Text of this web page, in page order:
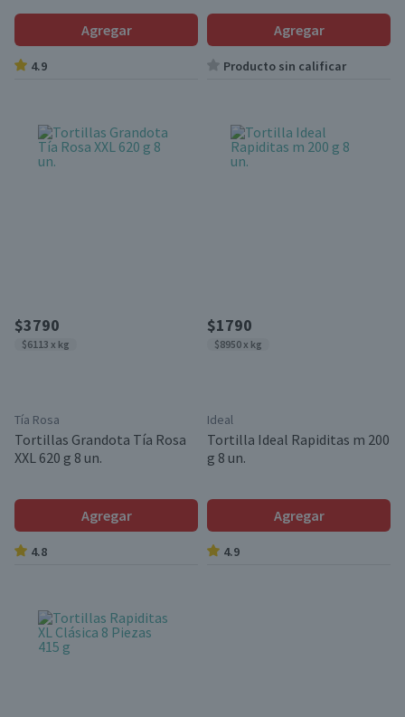
Agregar
4.9
Agregar
Producto sin calificar
$3790
$6113 x kg
Tía Rosa
Tortillas Grandota Tía Rosa
XXL 620 g 8 un.
Agregar
4.8
$1790
$8950 x kg
Ideal
Tortilla Ideal Rapiditas m 200
g 8 un.
Agregar
4.9